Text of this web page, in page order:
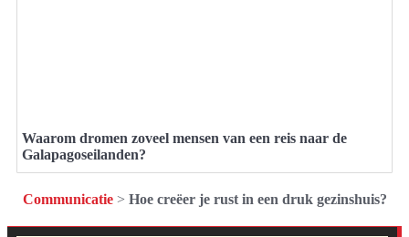
Waarom dromen zoveel mensen van een reis naar de
Galapagoseilanden?
Communicatie> Hoe creëer je rust in een druk gezinshuis?